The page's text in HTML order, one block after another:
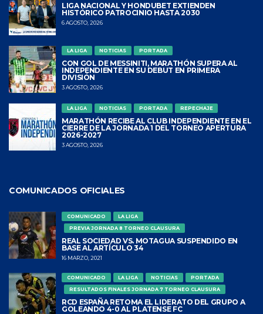
LIGA NACIONAL Y HONDUBET EXTIENDEN
HISTÓRICO PATROCINIO HASTA 2030
6 AGOSTO, 2026
LA LIGA NOTICIAS PORTADA
CON GOL DE MESSINITI, MARATHÓN SUPERA AL
INDEPENDIENTE EN SU DEBUT EN PRIMERA
DIVISIÓN
3 AGOSTO, 2026
LA LIGA NOTICIAS PORTADA REPECHAJE
MARATHÓN RECIBE AL CLUB INDEPENDIENTE EN EL
CIERRE DE LA JORNADA 1 DEL TORNEO APERTURA
2026-2027
3 AGOSTO, 2026
COMUNICADOS OFICIALES
COMUNICADO
LA LIGA
PREVIA JORNADA 8 TORNEO CLAUSURA
REAL SOCIEDAD VS. MOTAGUA SUSPENDIDO EN
BASE AL ARTÍCULO 34
16 MARZO, 2021
COMUNICADO LA LIGA NOTICIAS
PORTADA
RESULTADOS FINALES JORNADA 7 TORNEO CLAUSURA
RCD ESPAÑA RETOMA EL LIDERATO DEL GRUPO A
GOLEANDO 4-0 AL PLATENSE FC